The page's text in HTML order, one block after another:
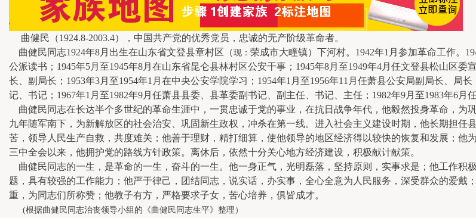
曲健民（1924.8-2003.4），中国共产党的优秀党员，忠诚的无产阶级革命者。
曲健民同志1924年8月出生在山东省文登县章村区（现： 荣成市大疃镇）下河村。1942年1月参加革命工作。
公派读书；1945年5月至1945年8月在山东省昆仑县林村区公安干事；1945年8月至1949年4月任文登县松山区
长、副局长；1953年3月至1954年1月在中央公安学院学习；1954年1月至1956年11月任萧县公安局副局长、局
记、书记；1967年1月至1982年9月任萧县县委、县革委副书记、副主任、书记、主任；1982年9月至1983年6月
曲健民同志在长达半个多世纪的革命生涯中，一贯忠诚于党的事业，在抗日战争年代，他毅然投身革命，为
九年随军南下，为新解放区的社会治安、巩固新生政权，冲杀在第一线。进入社会主义建设时期，他长期担
苦，领导人民生产自救，共度难关；他善于理财，精打细算，使他领导的地区经济得以较快的恢复和发展；
三中全会以来，他拥护党的路线方针政策。离休后，依然十分关心地方经济建设，积极献计献策。
曲健民同志的一生，是革命的一生，奋斗的一生。他一身正气，光明磊落，坚持原则，实事求是；他工作积
题，具有较强的工作能力；他严于律己，团结同志，说实话，办实事，全心全意为人民服务，深受群众的爱
重，为同志们所称赞；他教子有方，严格要求子女，苦心培养，俱皆成才。
(根据曲健民同志治丧领导小组的《曲健民同志生平》整理）